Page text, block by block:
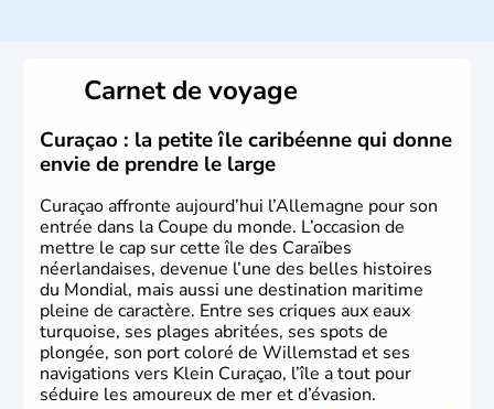
lesquelles bénéficient d'une grande autonomie. Le pays
peut se targuer de grands noms qu'il a vu naître dans tous
les domaines, des arts à la politique en passant par la
philosophie. Hertz, Gutenberg, Heidegger, Thomas Mann,
Herman Hesse ou bien Hegel en font partie.
Carnet de voyage
Curaçao : la petite île caribéenne qui donne
envie de prendre le large
Curaçao affronte aujourd’hui l’Allemagne pour son
entrée dans la Coupe du monde. L’occasion de
mettre le cap sur cette île des Caraïbes
néerlandaises, devenue l’une des belles histoires
du Mondial, mais aussi une destination maritime
pleine de caractère. Entre ses criques aux eaux
turquoise, ses plages abritées, ses spots de
plongée, son port coloré de Willemstad et ses
navigations vers Klein Curaçao, l’île a tout pour
séduire les amoureux de mer et d’évasion.